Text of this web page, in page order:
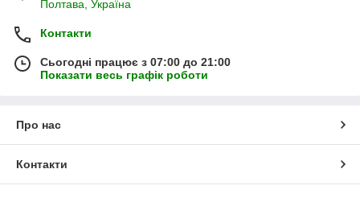
Полтава, Україна
Контакти
Сьогодні працює з 07:00 до 21:00
Показати весь графік роботи
Про нас
Контакти